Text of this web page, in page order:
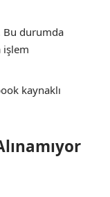
Bu durumda
işlem
kaynaklı